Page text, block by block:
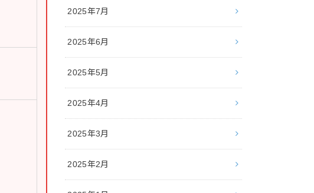
2025年7月
2025年6月
2025年5月
2025年4月
2025年3月
2025年2月